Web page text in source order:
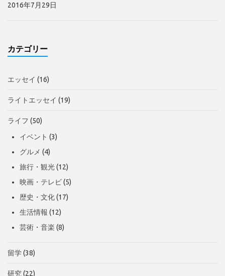
2016年7月29日
カテゴリー
エッセイ (16)
ライトエッセイ (19)
ライフ (50)
イベント (3)
グルメ (4)
旅行・観光(12)
映画・テレビ(5)
歴史・文化(17)
生活情報 (12)
芸術・音楽 (8)
留学(38)
研究(22)